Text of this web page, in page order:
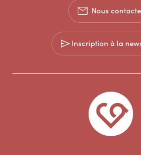
Nous
Inscription à la